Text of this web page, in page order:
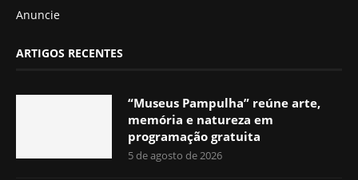
Anuncie
ARTIGOS RECENTES
“Museus Pampulha” reúne arte,
memória e natureza em
programação gratuita
5 de agosto de 2026